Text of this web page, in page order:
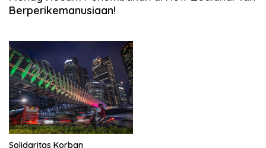
Berperikemanusiaan!
Solidaritas Korban